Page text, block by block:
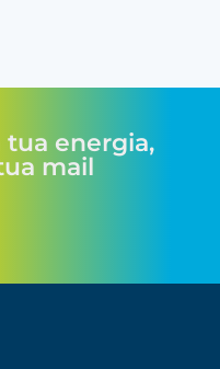
energia,
mail